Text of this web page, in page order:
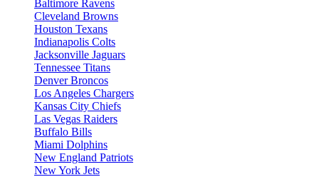
Baltimore Ravens
Cleveland Browns
Houston Texans
Indianapolis Colts
Jacksonville Jaguars
Tennessee Titans
Denver Broncos
Los Angeles Chargers
Kansas City Chiefs
Las Vegas Raiders
Buffalo Bills
Miami Dolphins
New England Patriots
New York Jets